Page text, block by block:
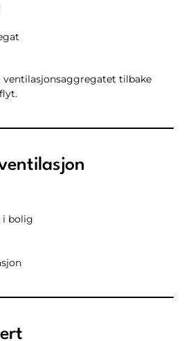
tilbake
i bolig